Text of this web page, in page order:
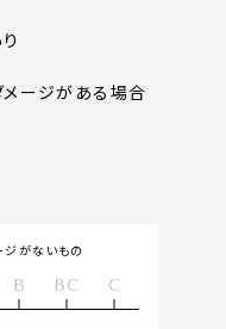
ージがある場合
ジがないもの
B BC C